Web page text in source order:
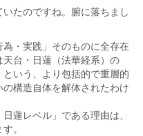
たのですね。腑に落ちまし
・実践」そのものに全存在
台・日蓮（法華経系）の
という、より包括的で重層的
構造自体を解体されたわけ
蓮レベル」である理由は、
。